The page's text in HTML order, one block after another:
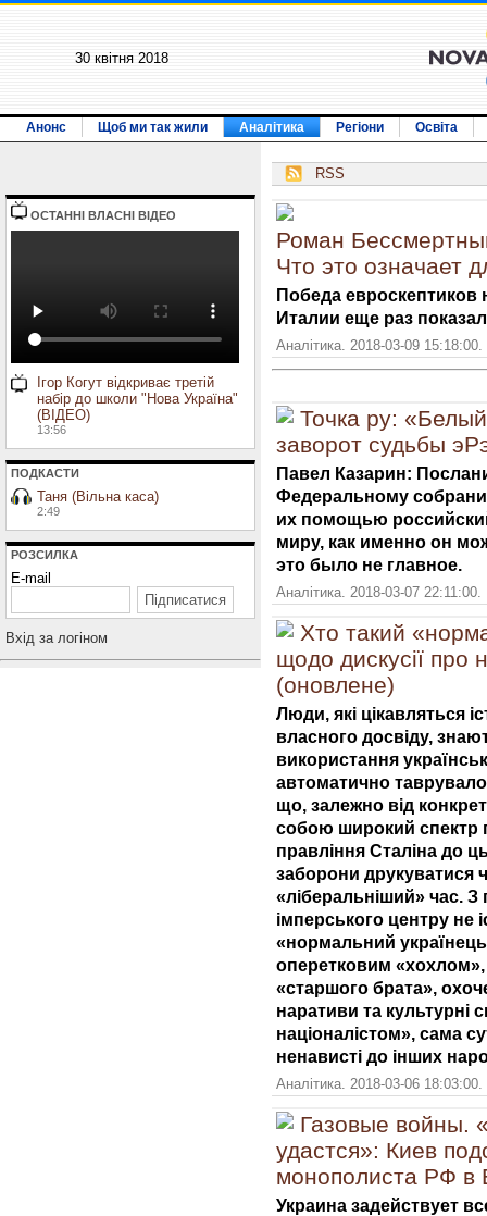
30 квiтня 2018
Анонс Щоб ми так жили Аналітика Регіони Освіта
ОСТАННI ВЛАСНI ВIДЕО
Ігор Когут відкриває третій
набір до школи "Нова Україна"
(ВІДЕО)
13:56
ПОДКАСТИ
Таня (Вільна каса)
2:49
РОЗСИЛКА
E-mail
Вхiд за логiном
RSS
Роман
Что это означает
Победа
Италии еще раз
Аналітика. 2018-03-09
Точка ру:
заворот судьбы
Павел Казарин:
Федеральному
их помощью
миру, как именно он
это было не главное.
Аналітика. 2018-03-07
Хто такий
щодо дискусії про
(оновлене)
Люди, які цікавляться
власного досвіду,
використання
автоматично
що, залежно від
собою широкий спектр
правління Сталіна до
заборони друкуватися
«ліберальніший» час. З
імперського центру не
«нормальний
оперетковим
«старшого брата»,
наративи та
націоналістом», сама
ненависті до інших
Аналітика. 2018-03-06
Газовые войны.
удастся»: Киев
монополиста РФ
Украина задействует